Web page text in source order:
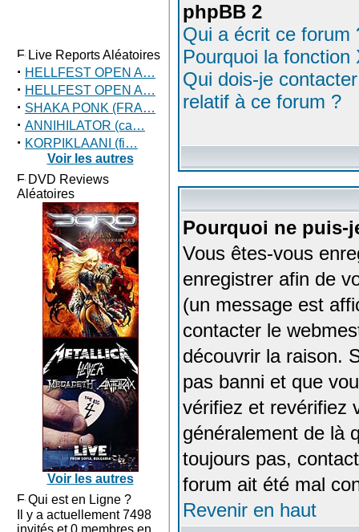
Live Reports Aléatoires
· HELLFEST OPEN A…
· HELLFEST OPEN A…
· SHAKA PONK (FRA…
· ANNIHILATOR (ca…
· KORPIKLAANI (fi…
Voir les autres
DVD Reviews
Aléatoires
Voir les autres
Qui est en Ligne ?
Il y a actuellement 7498
invités et 0 membres en
phpBB 2
Qui a écrit ce forum
Pourquoi la
Qui dois-je
relatif à ce forum ?
Pourquoi ne puis-
Vous êtes-vous
enregistrer afin de
(un message est
contacter le
découvrir la raison.
pas banni et que
vérifiez et revérifiez
généralement de là
toujours pas,
forum ait été mal
Revenir en haut